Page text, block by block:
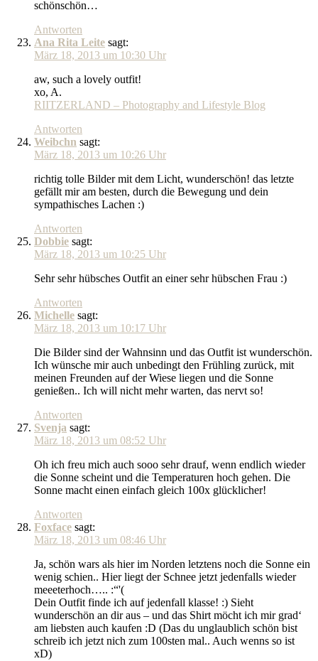
schönschön…
Antworten
Ana Rita Leite sagt:
März 18, 2013 um 10:30 Uhr
aw, such a lovely outfit!
xo, A.
RIITZERLAND – Photography and Lifestyle Blog
Antworten
Weibchn sagt:
März 18, 2013 um 10:26 Uhr
richtig tolle Bilder mit dem Licht, wunderschön! das letzte
gefällt mir am besten, durch die Bewegung und dein
sympathisches Lachen :)
Antworten
Dobbie sagt:
März 18, 2013 um 10:25 Uhr
Sehr sehr hübsches Outfit an einer sehr hübschen Frau :)
Antworten
Michelle sagt:
März 18, 2013 um 10:17 Uhr
Die Bilder sind der Wahnsinn und das Outfit ist wunderschön.
Ich wünsche mir auch unbedingt den Frühling zurück, mit
meinen Freunden auf der Wiese liegen und die Sonne
genießen.. Ich will nicht mehr warten, das nervt so!
Antworten
Svenja sagt:
März 18, 2013 um 08:52 Uhr
Oh ich freu mich auch sooo sehr drauf, wenn endlich wieder
die Sonne scheint und die Temperaturen hoch gehen. Die
Sonne macht einen einfach gleich 100x glücklicher!
Antworten
Foxface sagt:
März 18, 2013 um 08:46 Uhr
Ja, schön wars als hier im Norden letztens noch die Sonne ein
wenig schien.. Hier liegt der Schnee jetzt jedenfalls wieder
meeeterhoch….. :“'(
Dein Outfit finde ich auf jedenfall klasse! :) Sieht
wunderschön an dir aus – und das Shirt möcht ich mir grad‘
am liebsten auch kaufen :D (Das du unglaublich schön bist
schreib ich jetzt nich zum 100sten mal.. Auch wenns so ist
xD)